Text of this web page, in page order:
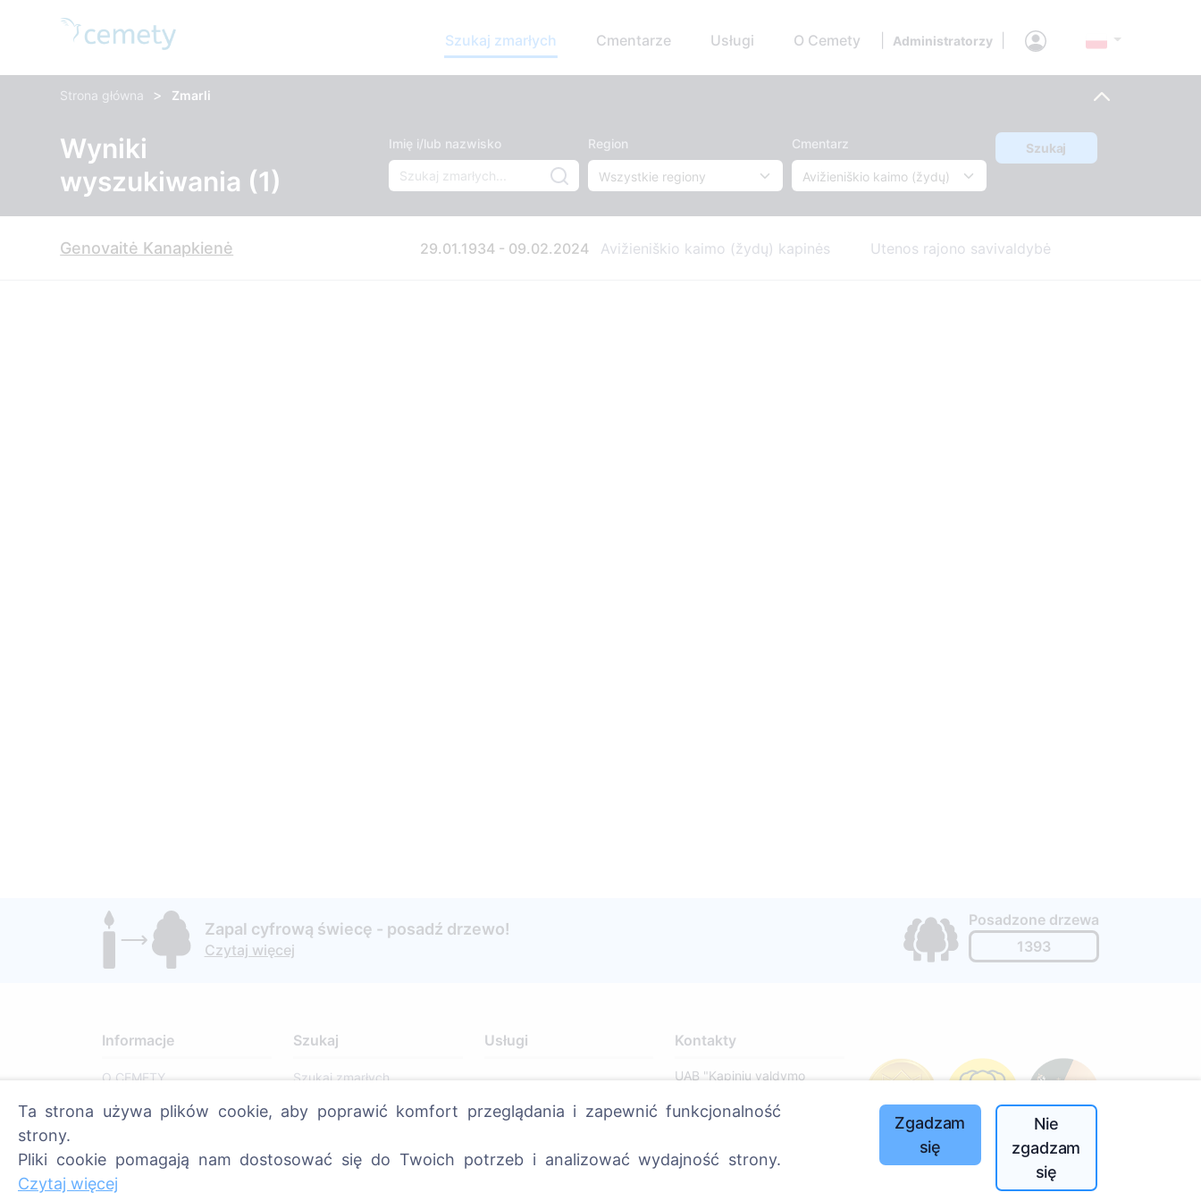
Szukaj zmarłych Cmentarze Usługi O Cemety Administratorzy
Strona główna > Zmarli
Wyniki
wyszukiwania (1)
Imię i/lub nazwisko Region Cmentarz Szukaj
Genovaitė Kanapkienė 29.01.1934 - 09.02.2024 Avižieniškio kaimo (žydų) kapinės Utenos rajono savivaldybė
Zapal cyfrową świecę - posadź drzewo!
Czytaj więcej
Posadzone drzewa
1393
Informacje
O CEMETY
Najczęściej zadawane
Blog
Lista gmin i użytkowników
Szukaj
Szukaj zmarłych
Szukaj cmentarzy
Usługi Kontakty
UAB "Kapinių valdymo
+370 612 08926 (I-V
info@cemety.lt
Ta strona używa plików cookie, aby poprawić komfort przeglądania i zapewnić funkcjonalność
strony.
Pliki cookie pomagają nam dostosować się do Twoich potrzeb i analizować wydajność strony.
Czytaj więcej
Zgadzam
się
Nie
zgadzam
się